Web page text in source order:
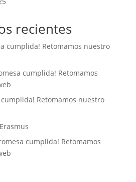
recientes
cumplida! Retomamos nuestro
cumplida! Retomamos
cumplida! Retomamos nuestro
cumplida! Retomamos